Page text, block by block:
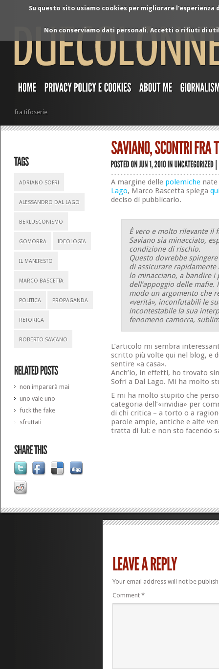
Su questo sito usiamo cookies per migliorare
Non conserviamo dati personali. Accetti o rifiuti di
fra tifoserie
ADRIANO SOFRI
ALESSANDRO DAL LAGO
BERLUSCONISMO
GOMORRA IDEOLOGIA
IL MANIFESTO
MARCO BASCETTA
POLITICA PROPAGANDA
RETORICA
ROBERTO SAVIANO
non imparerà mai
uno vale uno
fuck the fake
sfruttati
A margine delle polemichenate
Lago, Marco Bascetta spiega
deciso di pubblicarlo.
È vero e molto rilevante il
Saviano sia minacciato,
condizione di rischio.
Questo dovrebbe
di assicurare
lo minacciano, a bandire i
dell’appoggio delle mafie.
modo un argomento che
«verità», inconfutabili le
incontestabile la sua
fenomeno camorra,
L’articolo mi sembra
scritto più volte qui nel blog, e
sentire «a casa».
Anch’io, in effetti, ho trovato
Sofri a Dal Lago. Mi ha molto
E mi ha molto stupito che
categoria dell’«invidia» per
di chi critica – a torto o a
parole ampie, antiche e alte
tratta di lui: e non sto facendo
Your email address will not be
Comment *